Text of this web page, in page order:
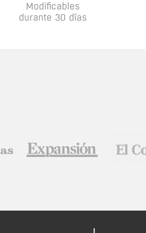
Modificables
durante 30 días